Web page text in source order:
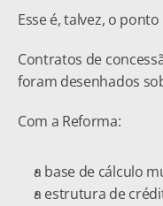
Esse é, talvez, o
Contratos de
foram desenhados
Com a Reforma:
a base de cálculo
a estrutura de